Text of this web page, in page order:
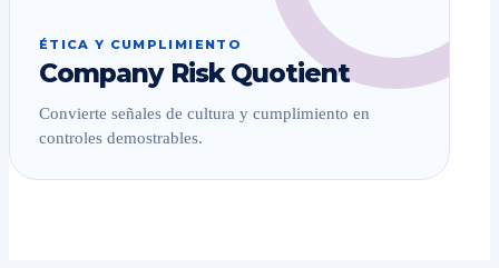
ÉTICA Y CUMPLIMIENTO
Company Risk Quotient
Convierte señales de cultura y cumplimiento en
controles demostrables.